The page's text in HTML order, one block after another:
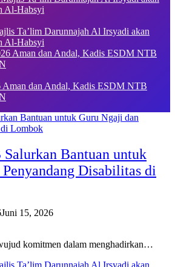
Ta’lim Darunnajah Al Irsyadi akan
Al-Habsyi
dan Andal, Kadis ESDM NTB
Bantuan untuk
Disabilitas di
Juni 15, 2026
komitmen dalam menghadirkan…